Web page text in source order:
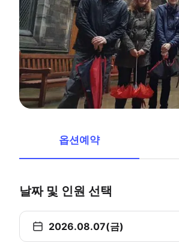
옵션예약
날짜 및 인원 선택
2026.08.07(금)